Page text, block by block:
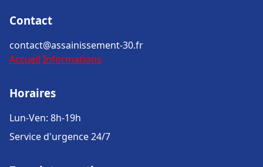
Contact
contact@assainissement-30.fr
Accueil Informations
Horaires
Lun-Ven: 8h-19h
Service d'urgence 24/7